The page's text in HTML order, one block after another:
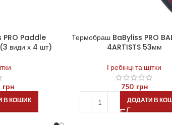
PRO Paddle
види х 4 шт)
грн
В КОШИК
Термобраш BaByliss PRO
4ARTISTS 53мм
Гребінці та щітки
750 грн
ДОДАТИ В